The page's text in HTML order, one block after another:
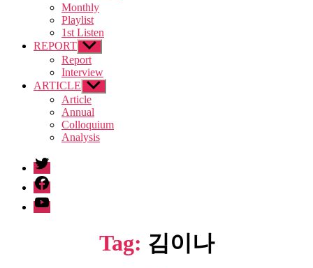
Monthly
Playlist
1st Listen
REPORT Show
sub
menu
Report
Interview
ARTICLE Show
sub
menu
Article
Annual
Colloquium
Analysis
twitter
facebook
Youtube
Tag: 김이나